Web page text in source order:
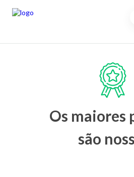
Os maiores
são